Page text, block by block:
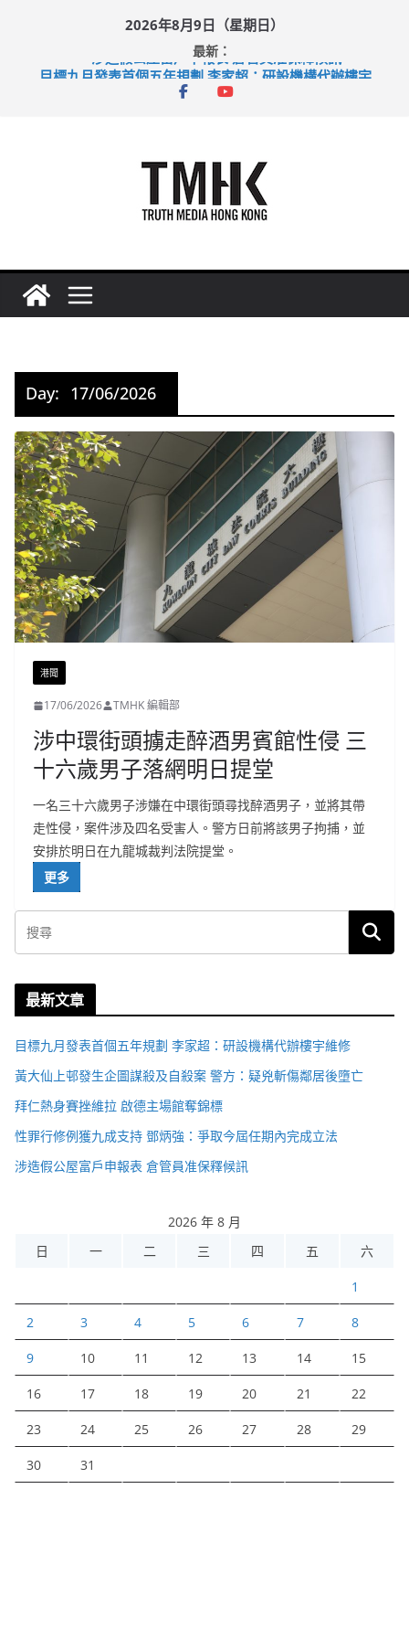
2026年8月9日（星期日）
最新：
涉造假公屋富戶申報表 倉管員准保釋候訊
Day: 17/06/2026
港聞
17/06/2026 TMHK 編輯部
涉中環街頭擄走醉酒男賓館性侵 三
十六歲男子落網明日提堂
一名三十六歲男子涉嫌在中環街頭尋找醉酒男子，並將其帶
走性侵，案件涉及四名受害人。警方日前將該男子拘捕，並
安排於明日在九龍城裁判法院提堂。
更多
最新文章
目標九月發表首個五年規劃 李家超：研設機構代辦樓宇維修
黃大仙上邨發生企圖謀殺及自殺案 警方：疑兇斬傷鄰居後墮亡
拜仁熱身賽挫維拉 啟德主場館奪錦標
性罪行修例獲九成支持 鄧炳強：爭取今屆任期內完成立法
涉造假公屋富戶申報表 倉管員准保釋候訊
2026 年 8 月
日
一 二 三 四 五 六
1
2 3 4 5 6 7 8
9 10 11 12 13 14 15
16 17 18 19 20 21 22
23 24 25 26 27 28 29
30 31